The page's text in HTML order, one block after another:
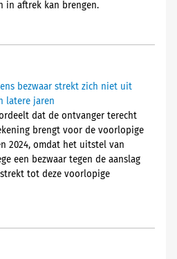
in aftrek kan brengen.
bezwaar strekt zich niet uit
latere jaren
dat de ontvanger terecht
brengt voor de voorlopige
2024, omdat het uitstel van
een bezwaar tegen de aanslag
tot deze voorlopige